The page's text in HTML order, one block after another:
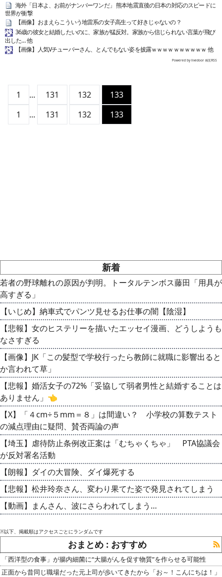
海外「日本よ、お前がナンバーワンだ」 熊本地震直後の日本の対応のスピードに
世界が衝撃
【画像】おまえらこういう地雷系の女子高生って好きじゃないの？
36歳の彼女と結婚したいのに、家族が猛反対。家族から信じられない言葉が飛び
出した… 他
【画像】人気Vチューバーさん、とんでもない姿を披露ｗｗｗｗｗｗｗｗｗｗ 他
Powered by livedoor 相互RSS
1 ... 131 132
133
1
... 131 132 133
新着
若者の野球離れの原因が判明。トータルテンボス藤田「用具が
高すぎる」
【いじめ】納車式でパンツ見せるお仕事の闇【陰湿】
【悲報】女のヒステリーを描いたエッセイ漫画、どうしようも
なさすぎる
【画像】JK「この髪型で学校行ったら教師に就職に影響出ると
か言われて草」
【悲報】婚活女子の72%「妥協して弱者男性と結婚することは
ありません」👈
【X】「４cm÷５mm＝８」は間違い？ 小学校の算数テスト
の減点理由に疑問、賛否両論の声
【埼玉】虐待防止条例改正案は「むちゃくちゃ」 PTA協議会
が反対署名活動
【朗報】ダイの大冒険、ダイ爆死する
【悲報】松井玲奈さん、変わり果てた姿で発見されてしまう
【動画】まんさん、波にさらわれてしまう…
※以下、掲載順はアクセスごとにランダムです
おまとめ : おすすめ
「西洋型の食事」が腸内細菌に“大腸がんを促す物質”を作らせる可能性
正面から昔同じ職場だった元上司が歩いてきたから「お～！こんにちは！」